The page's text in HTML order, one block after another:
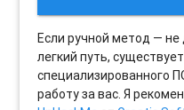
Если ручной метод — не
легкий путь,
специализированного
работу за вас. Я